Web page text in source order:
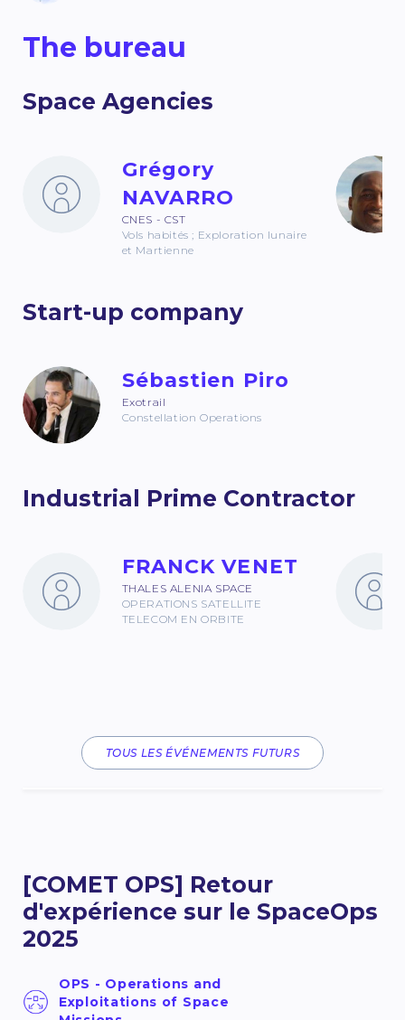
The bureau
Space Agencies
Grégory
NAVARRO
CNES - CST
Vols habités ; Exploration lunaire
et Martienne
Start-up company
Sébastien Piro
Exotrail
Constellation Operations
Industrial Prime Contractor
FRANCK VENET
THALES ALENIA SPACE
OPERATIONS SATELLITE
TELECOM EN ORBITE
TOUS LES ÉVÉNEMENTS FUTURS
[COMET OPS] Retour
d'expérience sur le SpaceOps
2025
OPS - Operations and
Exploitations of Space